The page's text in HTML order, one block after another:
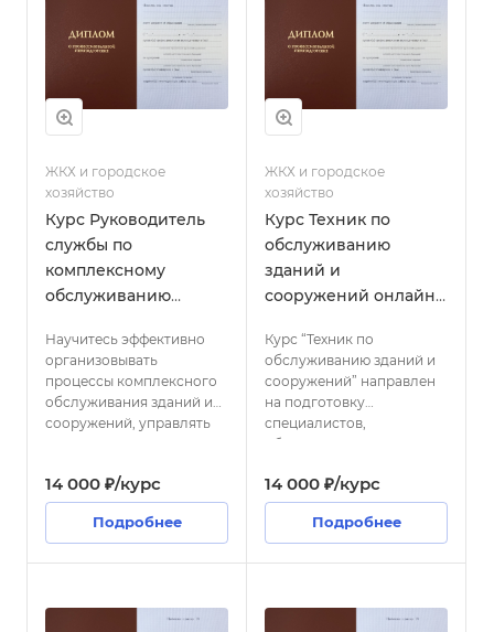
ЖКХ и городское
хозяйство
Курс Руководитель
службы по
комплексному
обслуживанию
сооружений онлайн
с выдачей диплома
Научитесь эффективно
организовывать
процессы комплексного
обслуживания зданий и
сооружений, управлять
качество
предоставляемых услуг.
14 000 ₽/курс
Подробнее
ЖКХ и городское
хозяйство
Курс Техник по
обслуживанию
зданий и
сооружений онлайн
Курс “Техник по
обслуживанию зданий и
сооружений” направлен
на подготовку
специалистов,
обладающих
и умениями для
эффективного
обслуживания и ремонта
строительных
научитесь проводить
14 000 ₽/курс
Подробнее